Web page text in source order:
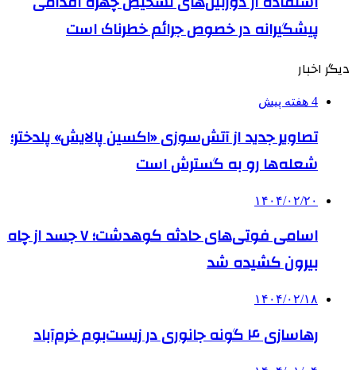
پیشگیرانه در خصوص جرائم خطرناک است
دیگر اخبار
4 هفته پیش
تصاویر جدید از آتش‌سوزی «اکسین پالایش» پلدختر؛
شعله‌ها رو به گسترش است
۱۴۰۴/۰۲/۲۰
اسامی فوتی‌های حادثه کوهدشت؛ ۷ جسد از چاه
بیرون کشیده شد
۱۴۰۴/۰۲/۱۸
رهاسازی ۴ گونه جانوری در زیست‌بوم خرم‌آباد